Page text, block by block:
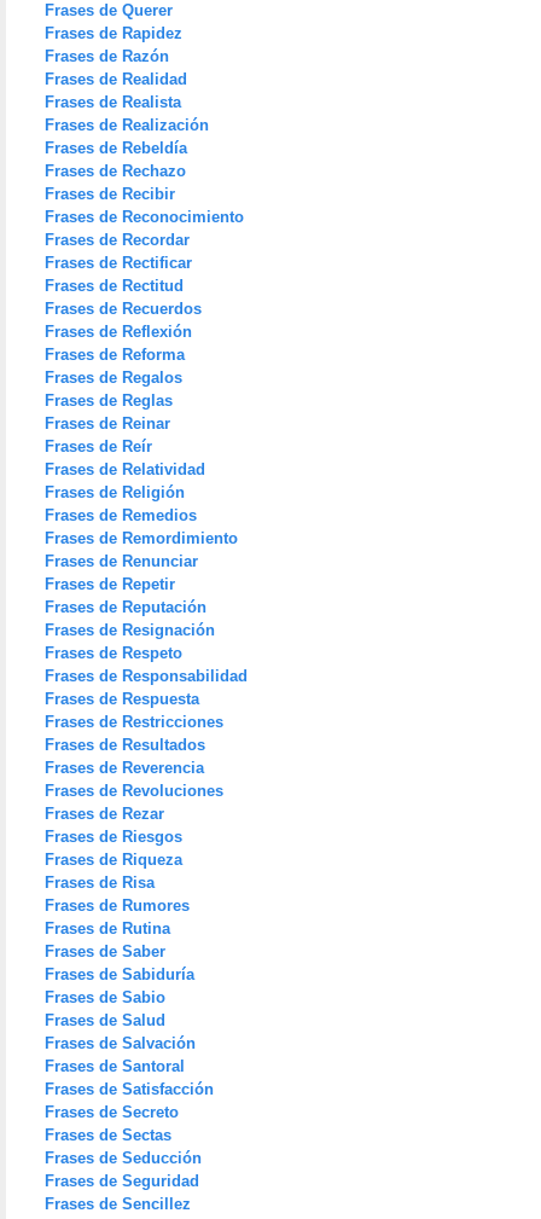
Frases de Querer
Frases de Rapidez
Frases de Razón
Frases de Realidad
Frases de Realista
Frases de Realización
Frases de Rebeldía
Frases de Rechazo
Frases de Recibir
Frases de Reconocimiento
Frases de Recordar
Frases de Rectificar
Frases de Rectitud
Frases de Recuerdos
Frases de Reflexión
Frases de Reforma
Frases de Regalos
Frases de Reglas
Frases de Reinar
Frases de Reír
Frases de Relatividad
Frases de Religión
Frases de Remedios
Frases de Remordimiento
Frases de Renunciar
Frases de Repetir
Frases de Reputación
Frases de Resignación
Frases de Respeto
Frases de Responsabilidad
Frases de Respuesta
Frases de Restricciones
Frases de Resultados
Frases de Reverencia
Frases de Revoluciones
Frases de Rezar
Frases de Riesgos
Frases de Riqueza
Frases de Risa
Frases de Rumores
Frases de Rutina
Frases de Saber
Frases de Sabiduría
Frases de Sabio
Frases de Salud
Frases de Salvación
Frases de Santoral
Frases de Satisfacción
Frases de Secreto
Frases de Sectas
Frases de Seducción
Frases de Seguridad
Frases de Sencillez